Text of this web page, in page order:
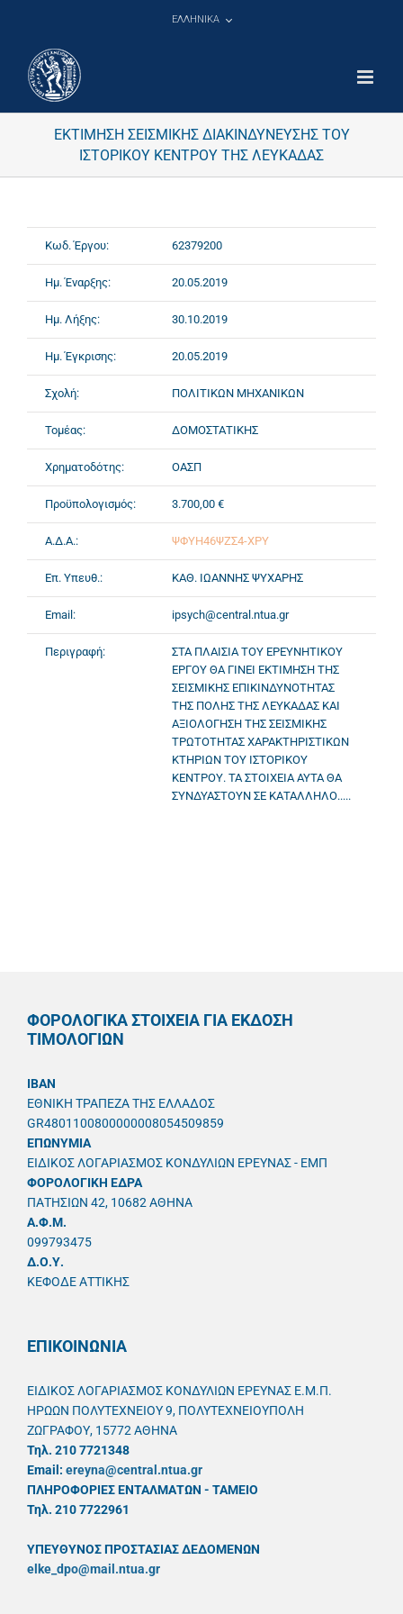
ΕΛΛΗΝΙΚΑ
ΕΚΤΙΜΗΣΗ ΣΕΙΣΜΙΚΗΣ ΔΙΑΚΙΝΔΥΝΕΥΣΗΣ ΤΟΥ
ΙΣΤΟΡΙΚΟΥ ΚΕΝΤΡΟΥ ΤΗΣ ΛΕΥΚΑΔΑΣ
Κωδ. Έργου: 62379200
Ημ. Έναρξης: 20.05.2019
Ημ. Λήξης: 30.10.2019
Ημ. Έγκρισης: 20.05.2019
Σχολή: ΠΟΛΙΤΙΚΩΝ ΜΗΧΑΝΙΚΩΝ
Τομέας: ΔΟΜΟΣΤΑΤΙΚΗΣ
Χρηματοδότης: ΟΑΣΠ
Προϋπολογισμός: 3.700,00 €
Α.Δ.Α.: ΨΦΥΗ46ΨΖΣ4-ΧΡΥ
Επ. Υπευθ.: ΚΑΘ. ΙΩΑΝΝΗΣ ΨΥΧΑΡΗΣ
Email: ipsych@central.ntua.gr
Περιγραφή:
ΣΤΑ ΠΛΑΙΣΙΑ ΤΟΥ ΕΡΕΥΝΗΤΙΚΟΥ
ΕΡΓΟΥ ΘΑ ΓΙΝΕΙ ΕΚΤΙΜΗΣΗ ΤΗΣ
ΣΕΙΣΜΙΚΗΣ ΕΠΙΚΙΝΔΥΝΟΤΗΤΑΣ
ΤΗΣ ΠΟΛΗΣ ΤΗΣ ΛΕΥΚΑΔΑΣ ΚΑΙ
ΑΞΙΟΛΟΓΗΣΗ ΤΗΣ ΣΕΙΣΜΙΚΗΣ
ΤΡΩΤΟΤΗΤΑΣ ΧΑΡΑΚΤΗΡΙΣΤΙΚΩΝ
ΚΤΗΡΙΩΝ ΤΟΥ ΙΣΤΟΡΙΚΟΥ
ΚΕΝΤΡΟΥ. ΤΑ ΣΤΟΙΧΕΙΑ ΑΥΤΑ ΘΑ
ΣΥΝΔΥΑΣΤΟΥΝ ΣΕ ΚΑΤΑΛΛΗΛΟ.....
ΦΟΡΟΛΟΓΙΚΑ ΣΤΟΙΧΕΙΑ ΓΙΑ ΕΚΔΟΣΗ
ΤΙΜΟΛΟΓΙΩΝ
IBAN
ΕΘΝΙΚΗ ΤΡΑΠΕΖΑ ΤΗΣ ΕΛΛΑΔΟΣ
GR4801100800000008054509859
ΕΠΩΝΥΜΙΑ
ΕΙΔΙΚΟΣ ΛΟΓΑΡΙΑΣΜΟΣ ΚΟΝΔΥΛΙΩΝ ΕΡΕΥΝΑΣ - ΕΜΠ
ΦΟΡΟΛΟΓΙΚΗ ΕΔΡΑ
ΠΑΤΗΣΙΩΝ 42, 10682 ΑΘΗΝΑ
A.Φ.Μ.
099793475
Δ.Ο.Υ.
ΚΕΦΟΔΕ ΑΤΤΙΚΗΣ
ΕΠΙΚΟΙΝΩΝΙΑ
ΕΙΔΙΚΟΣ ΛΟΓΑΡΙΑΣΜΟΣ ΚΟΝΔΥΛΙΩΝ ΕΡΕΥΝΑΣ Ε.Μ.Π.
ΗΡΩΩΝ ΠΟΛΥΤΕΧΝΕΙΟΥ 9, ΠΟΛΥΤΕΧΝΕΙΟΥΠΟΛΗ
ΖΩΓΡΑΦΟΥ, 15772 ΑΘΗΝΑ
Τηλ. 210 7721348
Email: ereyna@central.ntua.gr
ΠΛΗΡΟΦΟΡΙΕΣ ΕΝΤΑΛΜΑΤΩΝ - ΤΑΜΕΙΟ
Τηλ. 210 7722961
ΥΠΕΥΘYΝΟΣ ΠΡΟΣΤΑΣΙΑΣ ΔΕΔΟΜΕΝΩΝ
elke_dpo@mail.ntua.gr